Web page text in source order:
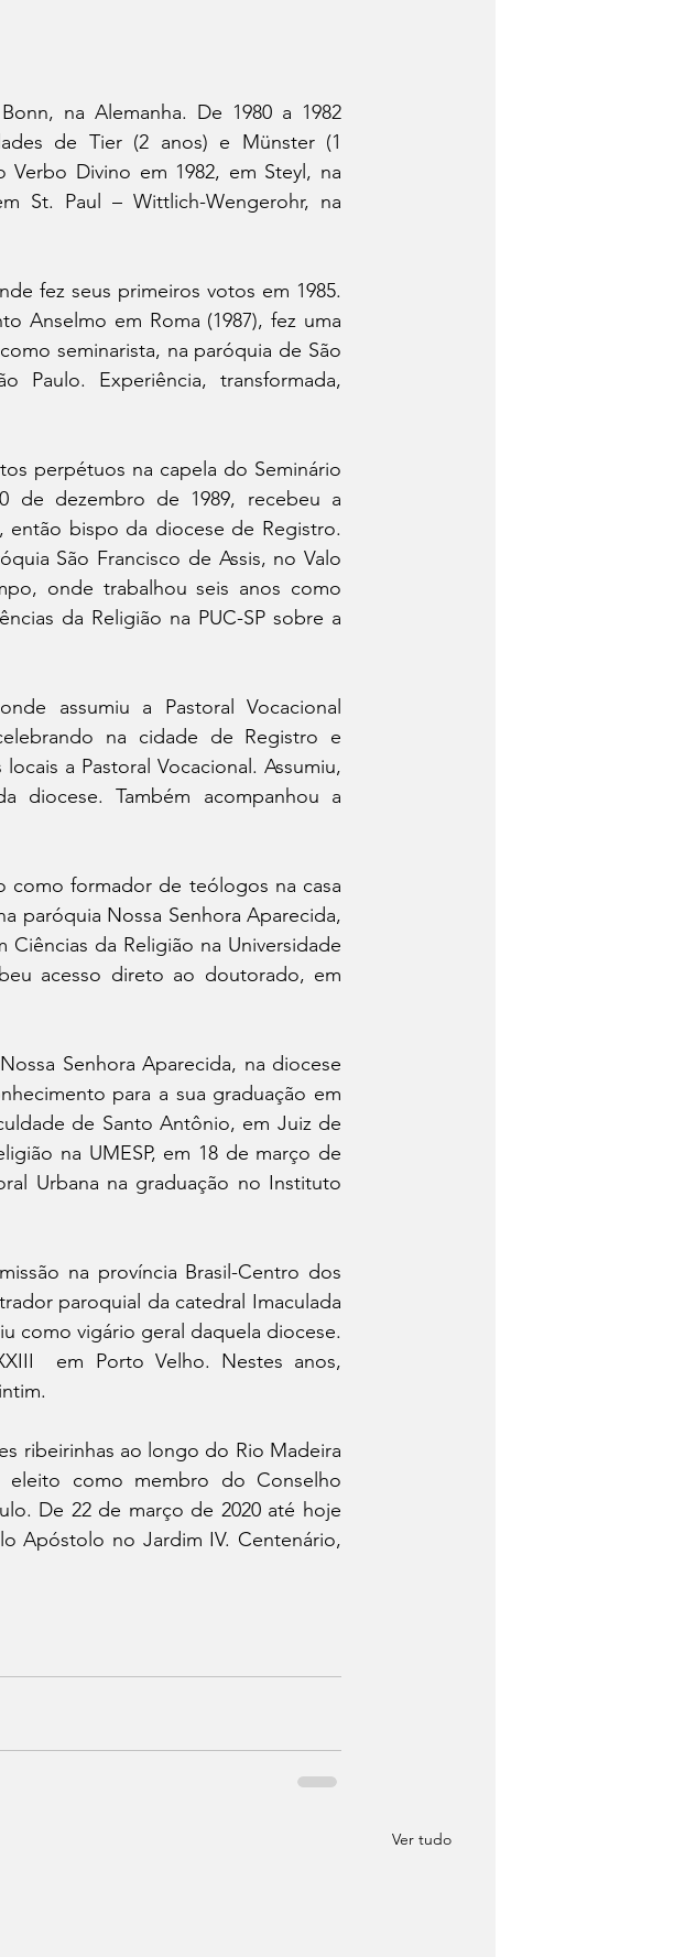
na Alemanha. De 1980 a 1982
de Tier (2 anos) e Münster (1
Divino em 1982, em Steyl, na
St. Paul – Wittlich-Wengerohr, na
fez seus primeiros votos em 1985.
Anselmo em Roma (1987), fez uma
seminarista, na paróquia de São
Paulo. Experiência, transformada,
perpétuos na capela do Seminário
de dezembro de 1989, recebeu a
bispo da diocese de Registro.
São Francisco de Assis, no Valo
onde trabalhou seis anos como
da Religião na PUC-SP sobre a
assumiu a Pastoral Vocacional
na cidade de Registro e
a Pastoral Vocacional. Assumiu,
diocese. Também acompanhou a
como formador de teólogos na casa
paróquia Nossa Senhora Aparecida,
da Religião na Universidade
acesso direto ao doutorado, em
Senhora Aparecida, na diocese
para a sua graduação em
de Santo Antônio, em Juiz de
na UMESP, em 18 de março de
Urbana na graduação no Instituto
na província Brasil-Centro dos
paroquial da catedral Imaculada
como vigário geral daquela diocese.
em Porto Velho. Nestes anos,
ribeirinhas ao longo do Rio Madeira
como membro do Conselho
De 22 de março de 2020 até hoje
Apóstolo no Jardim IV. Centenário,
Ver tudo